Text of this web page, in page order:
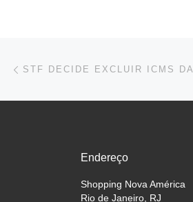
Navegação do post
Endereço
Shopping Nova América
Rio de Janeiro, RJ